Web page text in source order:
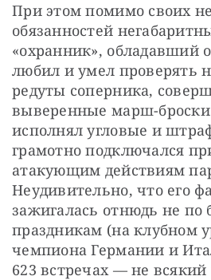
При этом помимо своих
обязанностей
«охранник», обладавший
любил и умел проверять
редуты соперника,
выверенные марш-
исполнял угловые и
грамотно подключался
атакующим действиям
Неудивительно, что его
зажигалась отнюдь не
праздникам (на клубном
чемпиона Германии и
623 встречах — не